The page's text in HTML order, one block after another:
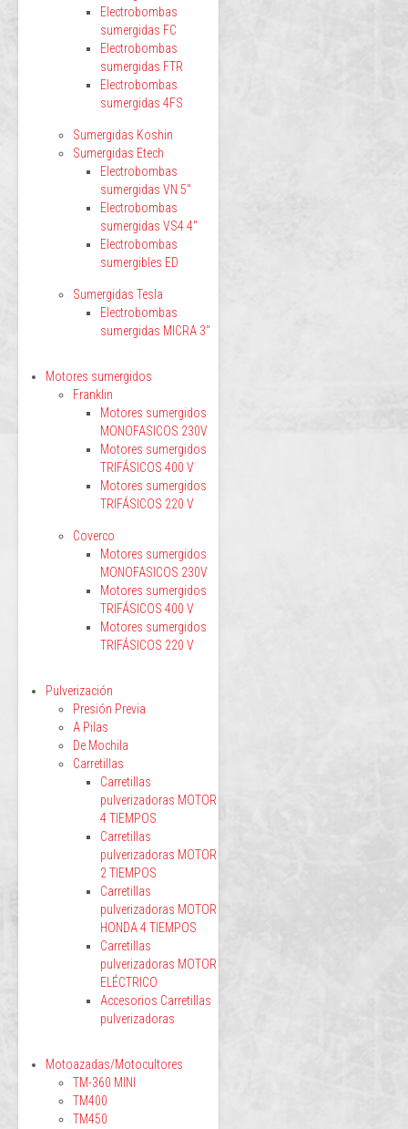
Electrobombas
sumergidas FC
Electrobombas
sumergidas FTR
Electrobombas
sumergidas 4FS
Sumergidas Koshin
Sumergidas Etech
Electrobombas
sumergidas VN 5"
Electrobombas
sumergidas VS4 4"
Electrobombas
sumergibles ED
Sumergidas Tesla
Electrobombas
sumergidas MICRA 3"
Motores sumergidos
Franklin
Motores sumergidos
MONOFASICOS 230V
Motores sumergidos
TRIFÁSICOS 400 V
Motores sumergidos
TRIFÁSICOS 220 V
Coverco
Motores sumergidos
MONOFASICOS 230V
Motores sumergidos
TRIFÁSICOS 400 V
Motores sumergidos
TRIFÁSICOS 220 V
Pulverización
Presión Previa
A Pilas
De Mochila
Carretillas
Carretillas
pulverizadoras MOTOR
4 TIEMPOS
Carretillas
pulverizadoras MOTOR
2 TIEMPOS
Carretillas
pulverizadoras MOTOR
HONDA 4 TIEMPOS
Carretillas
pulverizadoras MOTOR
ELÉCTRICO
Accesorios Carretillas
pulverizadoras
Motoazadas/Motocultores
TM-360 MINI
TM400
TM450